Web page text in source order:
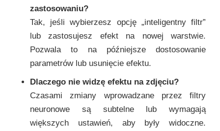
zastosowaniu?
Tak, jeśli wybierzesz opcję „inteligentny filtr”
lub zastosujesz efekt na nowej warstwie.
Pozwala to na późniejsze dostosowanie
parametrów lub usunięcie efektu.
Dlaczego nie widzę efektu na zdjęciu?
Czasami zmiany wprowadzane przez filtry
neuronowe są subtelne lub wymagają
większych ustawień, aby były widoczne.